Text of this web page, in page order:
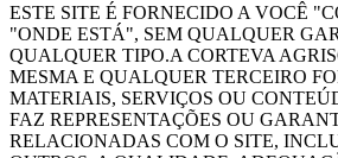
ESTE SITE É FORNECIDO A VOCÊ
"ONDE ESTÁ", SEM QUALQUER
QUALQUER TIPO.A CORTEVA
MESMA E QUALQUER TERCEIRO
MATERIAIS, SERVIÇOS OU
FAZ REPRESENTAÇÕES OU
RELACIONADAS COM O SITE,